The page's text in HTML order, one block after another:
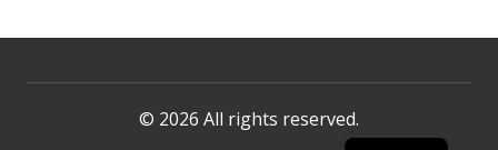
© 2026 All rights reserved.